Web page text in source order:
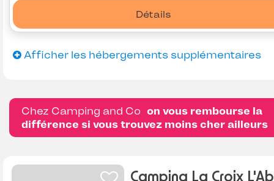
Détails
Afficher les hébergements supplémentaires
Chez Camping and Co on vous rembourse la
différence si vous trouvez moins cher ailleurs
Camping La Croix